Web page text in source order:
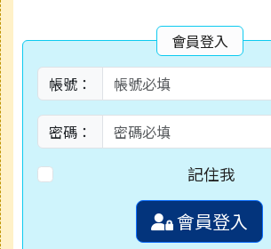
會員登入
帳號：
密碼：
記住我
會員登入